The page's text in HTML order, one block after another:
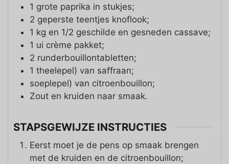
1 grote paprika in stukjes;
2 geperste teentjes knoflook;
1 kg en 1/2 geschilde en gesneden cassave;
1 ui crème pakket;
2 runderbouillontabletten;
1 theelepel) van saffraan;
soeplepel) van citroenbouillon;
Zout en kruiden naar smaak.
STAPSGEWIJZE INSTRUCTIES
Eerst moet je de pens op smaak brengen
met de kruiden en de citroenbouillon;